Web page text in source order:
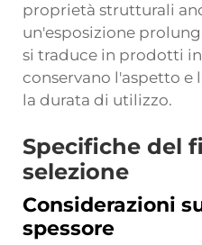
proprietà strutturali
un'esposizione
si traduce in prodotti
conservano l'aspetto
la durata di utilizzo.
Specifiche del
selezione
Considerazioni
spessore